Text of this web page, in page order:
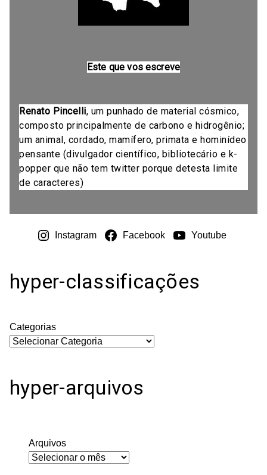
Este que vos escreve
Renato Pincelli, um punhado de material cósmico,
composto principalmente de carbono e hidrogênio;
um animal, cordado, mamífero, primata e hominídeo
pensante (divulgador científico, bibliotecário e k-
popper que não tem twitter porque detesta limite
de caracteres)
Instagram Facebook Youtube
hyper-classificações
Categorias
hyper-arquivos
Arquivos